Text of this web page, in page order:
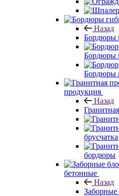
Назад
Бордюры
Бордюры
Бордюры
продукция
Назад
брусчатка
бордюры
бетонные
Назад
Заборные